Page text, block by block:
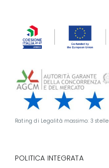
Rating di Legalità massimo: 3 stelle
POLITICA INTEGRATA